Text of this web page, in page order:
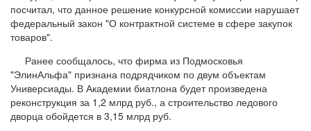
посчитал, что данное решение конкурсной комиссии нарушает
федеральный закон "О контрактной системе в сфере закупок
товаров".
Ранее сообщалось, что фирма из Подмосковья
"ЭлинАльфа" признана подрядчиком по двум объектам
Универсиады. В Академии биатлона будет произведена
реконструкция за 1,2 млрд руб., а строительство ледового
дворца обойдется в 3,15 млрд руб.